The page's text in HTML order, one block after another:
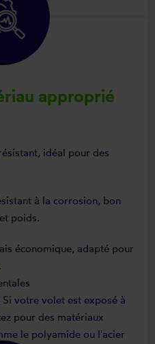
approprié
idéal pour des
à la corrosion, bon
poids.
économique, adapté pour
votre volet est exposé à
pour des matériaux
le polyamide ou l'acier